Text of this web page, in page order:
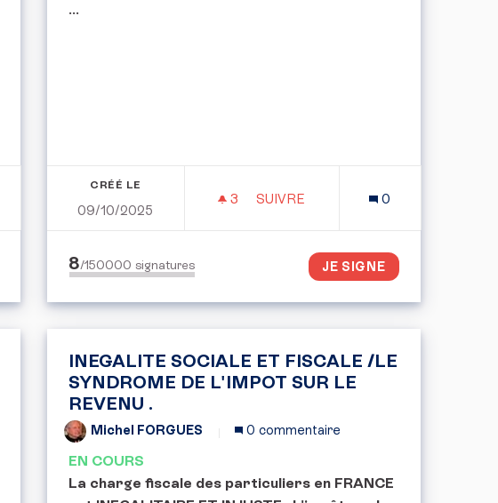
À PORTÉE DE MAIN
...
CRÉÉ LE
09/10/2025
3 3 ABONNÉS
SUIVRE
0
8/150000 signatures JE SIGNE
INEGALITE SOCIALE ET FISCALE /LE
SYNDROME DE L'IMPOT SUR LE
REVENU .
Michel FORGUES 0 commentaire
EN COURS
La charge fiscale des particuliers en FRANCE